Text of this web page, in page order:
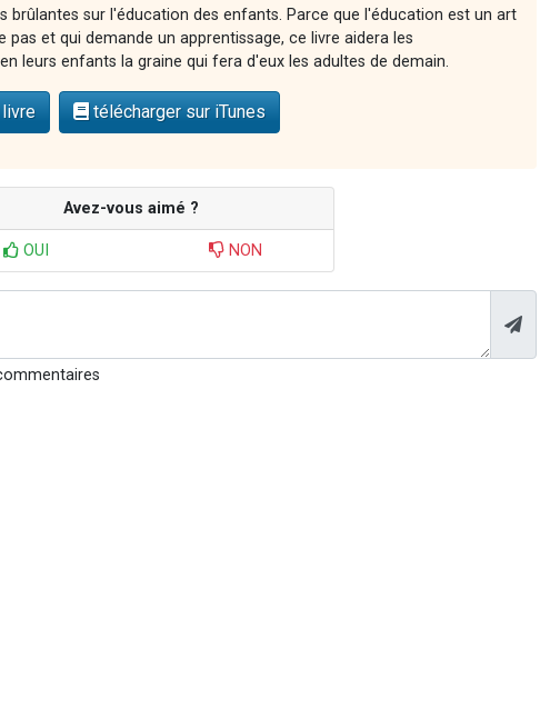
brûlantes sur l'éducation des enfants. Parce que l'éducation est un art
pas et qui demande un apprentissage, ce livre aidera les
leurs enfants la graine qui fera d'eux les adultes de demain.
télécharger sur iTunes
Avez-vous aimé ?
OUI NON